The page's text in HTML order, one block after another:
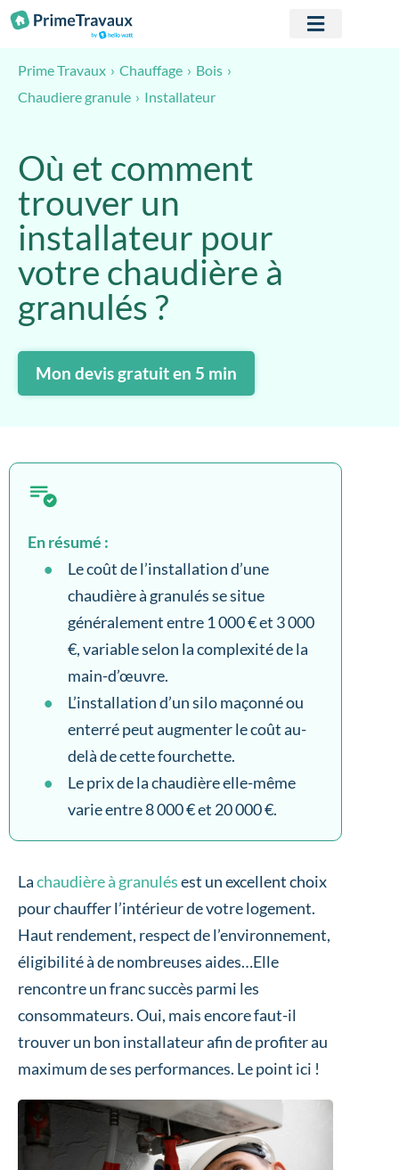
Passer au contenu
Prime Travaux Chauffage
Bois
Chaudiere granule
Installateur
Où et comment
trouver un
installateur pour
votre chaudière à
granulés ?
Mon devis gratuit en 5 min
En résumé :
Le coût de l’installation d’une
chaudière à granulés se situe
généralement entre 1 000 € et 3 000
€, variable selon la complexité de la
main-d’œuvre.
L’installation d’un silo maçonné ou
enterré peut augmenter le coût au-
delà de cette fourchette.
Le prix de la chaudière elle-même
varie entre 8 000 € et 20 000 €.
Lachaudière à granulésest un excellent choix
pour chauffer l’intérieur de votre logement.
Haut rendement, respect de l’environnement,
éligibilité à de nombreuses aides…Elle
rencontre un franc succès parmi les
consommateurs. Oui, mais encore faut-il
trouver un bon installateur afin de profiter au
maximum de ses performances. Le point ici !